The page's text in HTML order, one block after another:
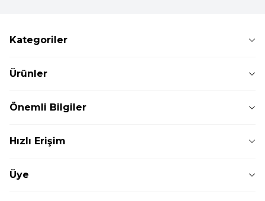
Kategoriler
Ürünler
Önemli Bilgiler
Hızlı Erişim
Üye